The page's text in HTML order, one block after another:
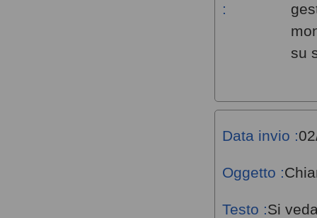
:
su
Data invio :
Oggetto :
Testo :Si